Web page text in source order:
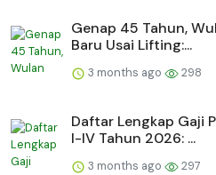
Genap 45 Tahun,
Baru Usai Lifting:...
3 months ago 298
Daftar Lengkap Gaji
I-IV Tahun 2026: ...
3 months ago 297